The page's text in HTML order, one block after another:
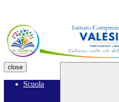
close
Scuola